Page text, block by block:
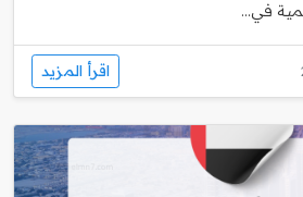
في...
اقرأ المزيد